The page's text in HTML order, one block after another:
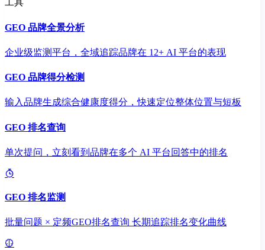
工具
GEO 品牌全景分析
企业级监测平台，全域追踪品牌在 12+ AI 平台的表现
GEO 品牌得分检测
输入品牌生成综合健康度得分，快速定位整体位置与短板
GEO 排名查询
单次提问，立刻看到品牌在多个 AI 平台回答中的排名
GEO 排名监测
批量问题 × 定频GEO排名查询 长期追踪排名变化曲线